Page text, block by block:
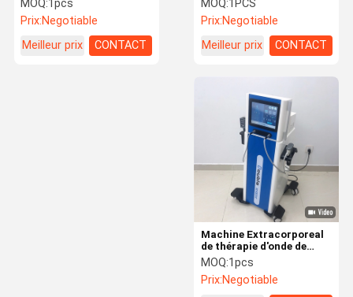
traitement de stimulation
électromagnétique Tecar
MOQ:1PCS
Prix:Negotiable
Meilleur prix
CONTACT
musculo-squelettique
MOQ:1pcs
Prix:Negotiable
Meilleur prix
CONTACT
Machine Extracorporeal
de thérapie d'onde de
choc (ESWT) pour le
soulagement de la
douleur injuiry de sport
MOQ:1pcs
Prix:Negotiable